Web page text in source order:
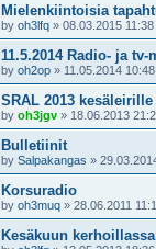
Mielenkiintoisia
by oh3lfq » 08.03.2015 11:38
11.5.2014 Radio- ja tv-
by oh2op » 11.05.2014 10:48
SRAL 2013
by oh3jgv » 18.06.2013
Bulletiinit
by Salpakangas »
Korsuradio
by oh3muq » 28.06.2011
Kesäkuun